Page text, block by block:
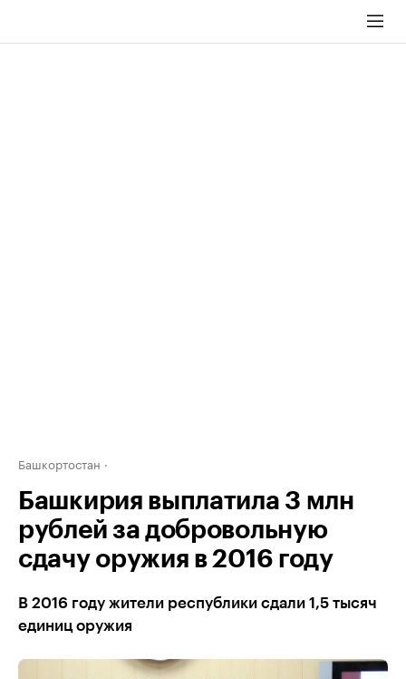
Башкортостан
Башкирия выплатила 3 млн
рублей за добровольную
сдачу оружия в 2016 году
В 2016 году жители республики сдали 1,5 тысяч
единиц оружия